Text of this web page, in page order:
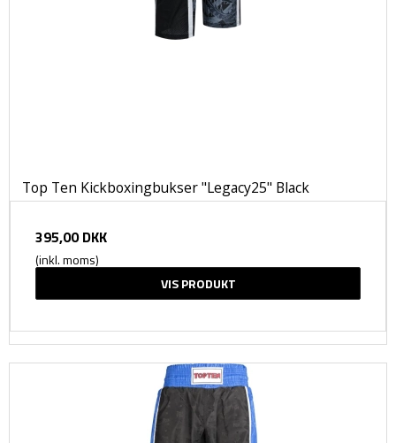
Top Ten Kickboxingbukser "Legacy25" Black
395,00 DKK
(inkl. moms)
VIS PRODUKT